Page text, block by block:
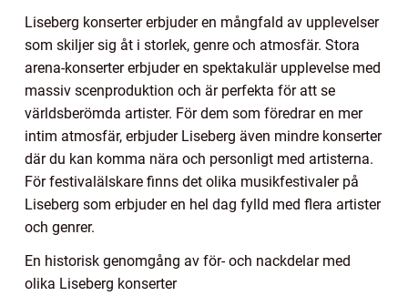
Liseberg konserter erbjuder en mångfald av upplevelser
som skiljer sig åt i storlek, genre och atmosfär. Stora
arena-konserter erbjuder en spektakulär upplevelse med
massiv scenproduktion och är perfekta för att se
världsberömda artister. För dem som föredrar en mer
intim atmosfär, erbjuder Liseberg även mindre konserter
där du kan komma nära och personligt med artisterna.
För festivalälskare finns det olika musikfestivaler på
Liseberg som erbjuder en hel dag fylld med flera artister
och genrer.
En historisk genomgång av för- och nackdelar med
olika Liseberg konserter